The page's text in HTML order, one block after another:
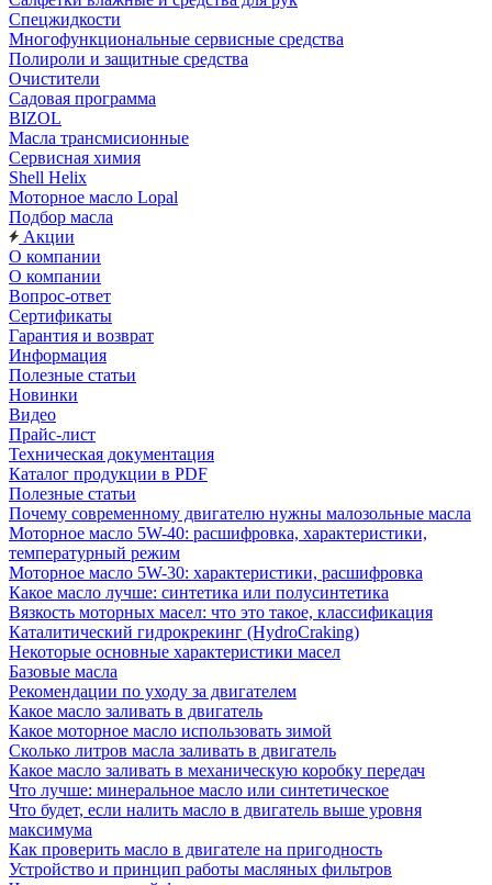
Спецжидкости
Многофункциональные сервисные средства
Полироли и защитные средства
Очистители
Садовая программа
BIZOL
Масла трансмисионные
Сервисная химия
Shell Helix
Моторное масло Lopal
Подбор масла
Акции
О компании
О компании
Вопрос-ответ
Сертификаты
Гарантия и возврат
Информация
Полезные статьи
Новинки
Видео
Прайс-лист
Техническая документация
Каталог продукции в PDF
Полезные статьи
Почему современному двигателю нужны малозольные масла
Моторное масло 5W-40: расшифровка, характеристики,
температурный режим
Моторное масло 5W-30: характеристики, расшифровка
Какое масло лучше: синтетика или полусинтетика
Вязкость моторных масел: что это такое, классификация
Каталитический гидрокрекинг (НydroСraking)
Некоторые основные характеристики масел
Базовые масла
Рекомендации по уходу за двигателем
Какое масло заливать в двигатель
Какое моторное масло использовать зимой
Сколько литров масла заливать в двигатель
Какое масло заливать в механическую коробку передач
Что лучше: минеральное масло или синтетическое
Что будет, если налить масло в двигатель выше уровня
максимума
Как проверить масло в двигателе на пригодность
Устройство и принцип работы масляных фильтров